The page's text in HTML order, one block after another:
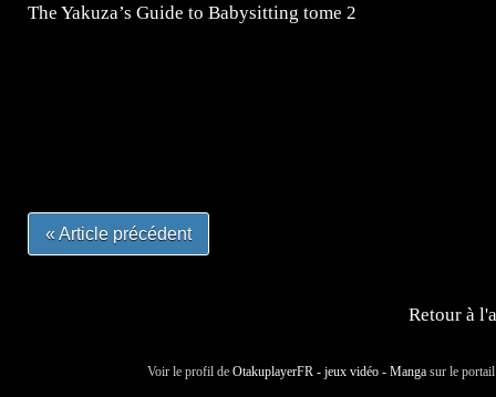
The Yakuza’s Guide to Babysitting tome 2
« Article précédent
Retour à
Voir le profil de OtakuplayerFR - jeux vidéo - Manga sur le